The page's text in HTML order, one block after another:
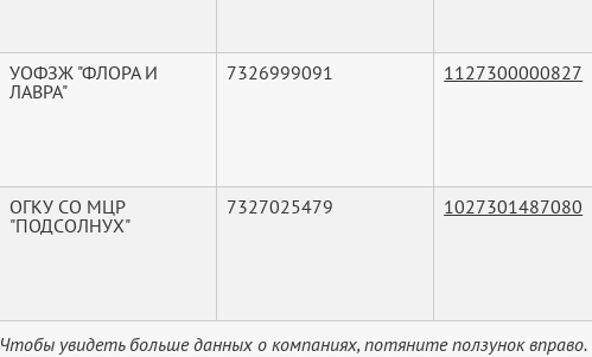
УОФЗЖ "ФЛОРА И
ЛАВРА"
7326999091 1127300000827
ОГКУ СО МЦР
"ПОДСОЛНУХ"
7327025479 1027301487080
Чтобы увидеть больше данных о компаниях, потяните ползунок